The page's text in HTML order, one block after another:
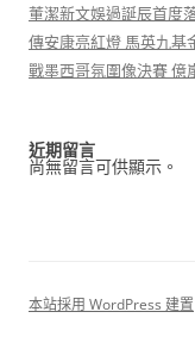
董潔新文娛過誕辰首度
傳安康亮紅燈 馬英九基
戰墨西哥氛圍像決賽 億
近期留言
尚無留言可供顯示。
本站採用 WordPress 建置